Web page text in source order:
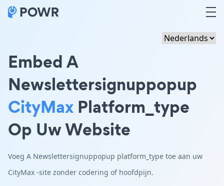
Embed A
Newslettersignuppopup
CityMax Platform_type
Op Uw Website
Voeg A Newslettersignuppopup platform_type toe aan uw
CityMax -site zonder codering of hoofdpijn.